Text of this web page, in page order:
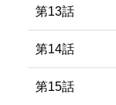
第13話
第14話
第15話